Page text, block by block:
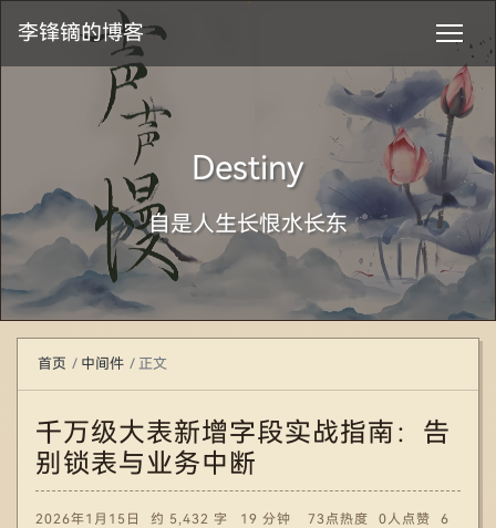
李锋镝的博客
Destiny
自是人生长恨水长东
首页 中间件 正文
千万级大表新增字段实战指南：告
别锁表与业务中断
2026年1月15日 约 5,432 字 19 分钟 73点热度 0人点赞
6